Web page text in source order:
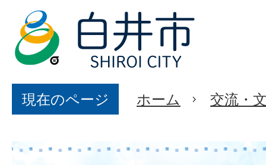
現在のページ ホーム 交流・